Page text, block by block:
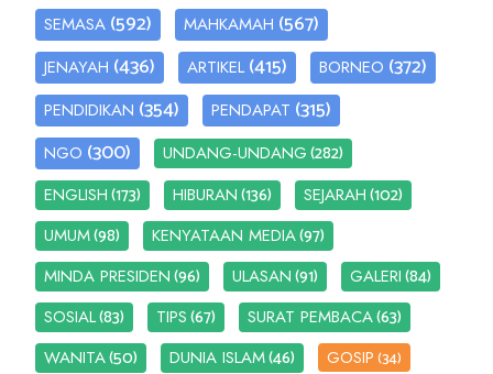
SEMASA (592) MAHKAMAH (567)
JENAYAH (436) ARTIKEL (415) BORNEO (372)
PENDIDIKAN (354) PENDAPAT (315)
NGO (300) UNDANG-UNDANG(282)
ENGLISH(173) HIBURAN(136) SEJARAH(102)
UMUM(98) KENYATAAN MEDIA(97)
MINDA PRESIDEN(96) ULASAN(91) GALERI(84)
SOSIAL(83) TIPS(67) SURAT PEMBACA(63)
WANITA(50) DUNIA ISLAM(46) GOSIP(34)